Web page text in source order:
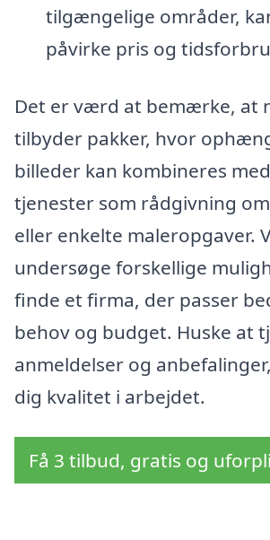
tilgængelige områder,
påvirke pris og
Det er værd at bemærke, at
tilbyder pakker, hvor
billeder kan kombineres
tjenester som rådgivning
eller enkelte maleropgaver.
undersøge forskellige
finde et firma, der passer
behov og budget. Huske at
anmeldelser og
dig kvalitet i arbejdet.
Få 3 tilbud, gratis og